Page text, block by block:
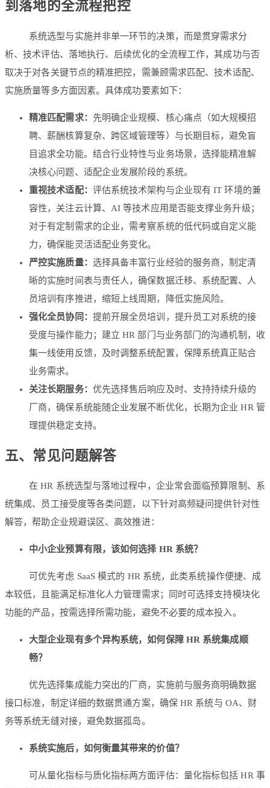
到落地的全流程把控
系统选型与实施并非单一环节的决策，而是贯穿需求分
析、技术评估、落地执行、后续优化的全流程工作，其成功与否
取决于对各关键节点的精准把控，需兼顾需求匹配、技术适配、
实施质量等多方面因素。具体成功要素如下：
精准匹配需求： 先明确企业规模、核心痛点（如大规模招
聘、薪酬核算复杂、跨区域管理等）与长期目标，避免盲
目追求全功能。结合行业特性与业务场景，选择能精准解
决核心问题、适配企业发展阶段的系统。
重视技术适配： 评估系统技术架构与企业现有 IT 环境的兼
容性，关注云计算、AI 等技术应用是否能支撑业务升级；
对于有定制需求的企业，需考察系统的低代码或自定义能
力，确保能灵活适配业务变化。
严控实施质量： 选择具备丰富行业经验的服务商，制定清
晰的实施时间表与责任人，确保数据迁移、系统配置、人
员培训有序推进，缩短上线周期，降低实施风险。
强化全员协同： 提前开展全员培训，提升员工对系统的接
受度与操作能力；建立 HR 部门与业务部门的沟通机制，收
集一线使用反馈，及时调整系统配置，保障系统真正贴合
业务需求。
关注长期服务： 优先选择售后响应及时、支持持续升级的
厂商，确保系统能随企业发展不断优化，长期为企业 HR 管
理提供稳定支持。
五、常见问题解答
在 HR 系统选型与落地过程中，企业常会面临预算限制、系
统集成、员工接受度等各类问题，以下针对高频疑问提供针对性
解答，帮助企业规避误区、高效推进：
中小企业预算有限，该如何选择 HR 系统？
可优先考虑 SaaS 模式的 HR 系统，此类系统操作便捷、成
本较低，且能满足标准化人力管理需求；同时可选择支持模块化
功能的产品，按需选择所需功能，避免不必要的成本投入。
大型企业现有多个异构系统，如何保障 HR 系统集成顺
畅？
优先选择集成能力突出的厂商，实施前与服务商明确数据
接口标准，制定详细的数据贯通方案，确保 HR 系统与 OA、财
务等系统无缝对接，避免数据孤岛。
系统实施后，如何衡量其带来的价值？
可从量化指标与质化指标两方面评估：量化指标包括 HR 事